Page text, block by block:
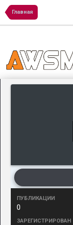
Главная
ПУБЛИКАЦИИ
0
ЗАРЕГИСТРИРОВАН